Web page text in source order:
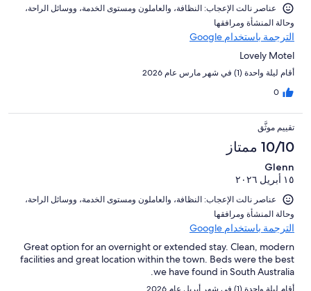
عناصر نالت الإعجاب: ⁦النظافة⁩، و⁦العاملون ومستوى الخدمة⁩، و⁦وسائل الراحة⁩،
و⁦حالة المنشأة ومرافقها⁩
الترجمة باستخدام Google
Lovely Motel
أقام ليلة واحدة (1) في شهر مارس عام 2026
0
تقييم موثَّق
10/10 ممتاز
Glenn
١٥ أبريل ٢٠٢٦
عناصر نالت الإعجاب: ⁦النظافة⁩، و⁦العاملون ومستوى الخدمة⁩، و⁦وسائل الراحة⁩،
و⁦حالة المنشأة ومرافقها⁩
الترجمة باستخدام Google
Great option for an overnight or extended stay. Clean, modern
facilities and great location within the town. Beds were the best
we have found in South Australia.